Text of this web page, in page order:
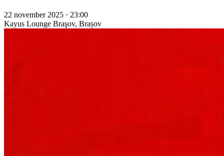
22 november 2025 · 23:00
Kayus Lounge Braşov, Brașov